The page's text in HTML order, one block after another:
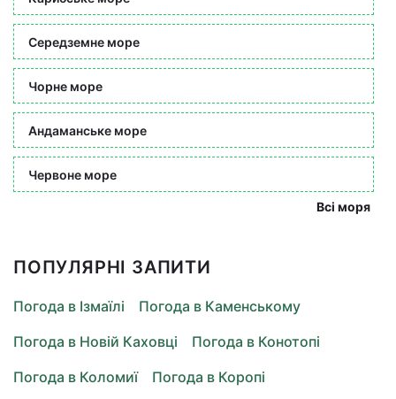
Середземне море
Чорне море
Андаманське море
Червоне море
Всі моря
ПОПУЛЯРНІ ЗАПИТИ
Погода в Ізмаїлі
Погода в Каменському
Погода в Новій Каховці
Погода в Конотопі
Погода в Коломиї
Погода в Коропі